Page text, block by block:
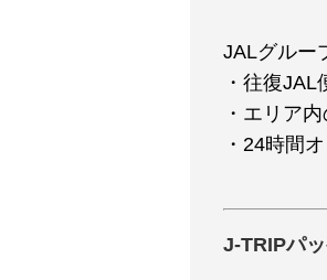
JALグルー
・往復
・エリア
・24時間
J-TRIPパ